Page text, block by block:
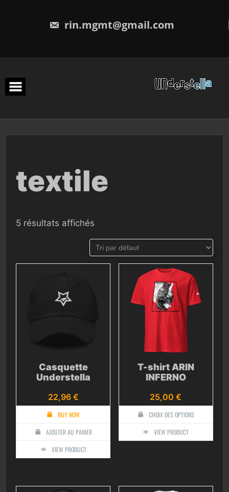
rin.mgmt@gmail.com
textile
5 résultats affichés
Casquette
Understella
22,96 €
BUY NOW
AJOUTER AU PANIER
VIEW PRODUCT
T-shirt ARIN
INFERNO
25,00€
CHOIX DES OPTIONS
VIEW PRODUCT